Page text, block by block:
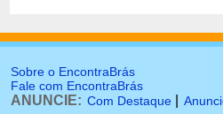
Sobre o EncontraBrás
Fale com EncontraBrás
ANUNCIE: Com Destaque